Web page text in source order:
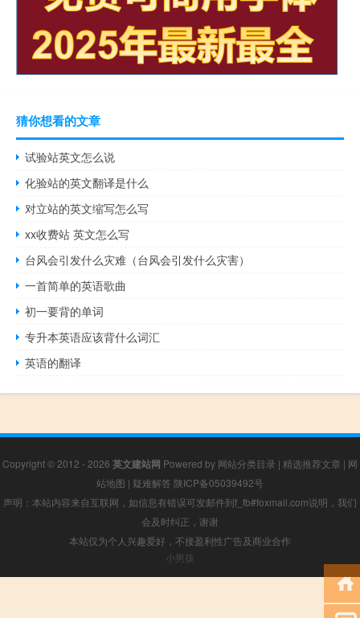
猜你想看的文章
试验站英文怎么说
化验站的英文翻译是什么
对立站的英文缩写怎么写
xx收费站 英文怎么写
台风会引发什么灾难（台风会引发什么灾害）
一首简单的英语歌曲
初一要背的单词
专升本英语应该背什么词汇
英语的翻译
Copyright © 2012 - 2026 英文建站网 Powered by 网站分类目录 | 精选推荐文章 | 网
站地图 | 疑难解答 陕ICP备05039492号
声明：本站内容来自互联网，如信息有错误可发邮件到f_fb#foxmail.com说明，我们
会及时纠正，谢谢
本站仅为个人兴趣爱好，不接盈利性广告及商业合作
小男孩